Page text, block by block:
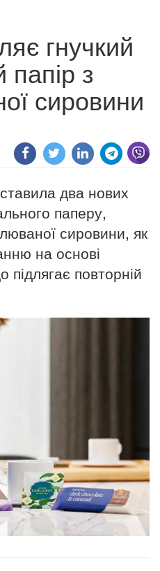
гнучкий
папір з
сировини
два нових
паперу,
сировини, як
на основі
повторній